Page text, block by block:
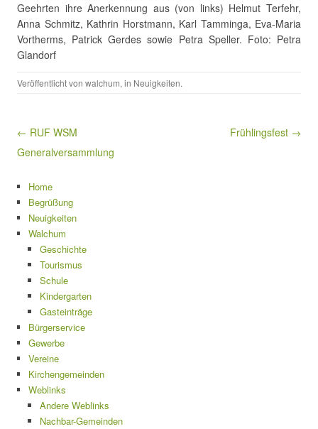
Geehrten ihre Anerkennung aus (von links) Helmut Terfehr,
Anna Schmitz, Kathrin Horstmann, Karl Tamminga, Eva-Maria
Vortherms, Patrick Gerdes sowie Petra Speller. Foto: Petra
Glandorf
Veröffentlicht von walchum, in Neuigkeiten.
Beitragsnavigation
← RUF WSM
Generalversammlung
Frühlingsfest →
Home
Begrüßung
Neuigkeiten
Walchum
Geschichte
Tourismus
Schule
Kindergarten
Gasteinträge
Bürgerservice
Gewerbe
Vereine
Kirchengemeinden
Weblinks
Andere Weblinks
Nachbar-Gemeinden